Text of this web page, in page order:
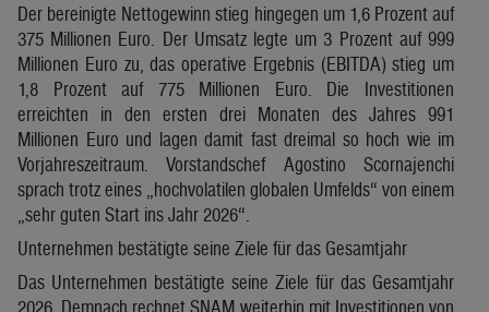
Der bereinigte Nettogewinn stieg hingegen um 1,6 Prozent auf
375 Millionen Euro. Der Umsatz legte um 3 Prozent auf 999
Millionen Euro zu, das operative Ergebnis (EBITDA) stieg um
1,8 Prozent auf 775 Millionen Euro. Die Investitionen
erreichten in den ersten drei Monaten des Jahres 991
Millionen Euro und lagen damit fast dreimal so hoch wie im
Vorjahreszeitraum. Vorstandschef Agostino Scornajenchi
sprach trotz eines „hochvolatilen globalen Umfelds“ von einem
„sehr guten Start ins Jahr 2026“.
Unternehmen bestätigte seine Ziele für das Gesamtjahr
Das Unternehmen bestätigte seine Ziele für das Gesamtjahr
2026. Demnach rechnet SNAM weiterhin mit Investitionen von